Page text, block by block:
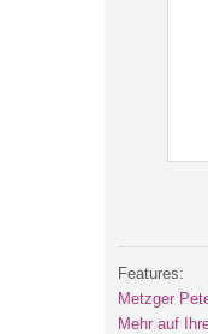
Features:
Metzger
Mehr auf